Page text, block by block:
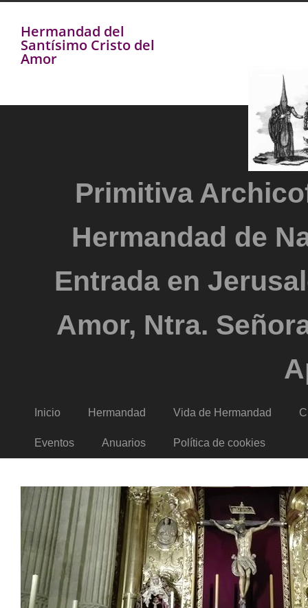
Hermandad del
Santísimo Cristo del
Amor
Primitiva
Hermandad de
Entrada en
Amor, Ntra.
Inicio Hermandad Vida de Hermandad
Eventos Anuarios Política de cookies